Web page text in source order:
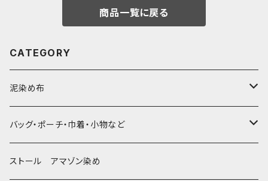
商品一覧に戻る
CATEGORY
泥染め布
大判布150-特大250cm ベッドカバー
〜155cm
中型布 30-90cm
バッグ・ポーチ・巾着・小物など
バッグ
ストール アマゾン染め